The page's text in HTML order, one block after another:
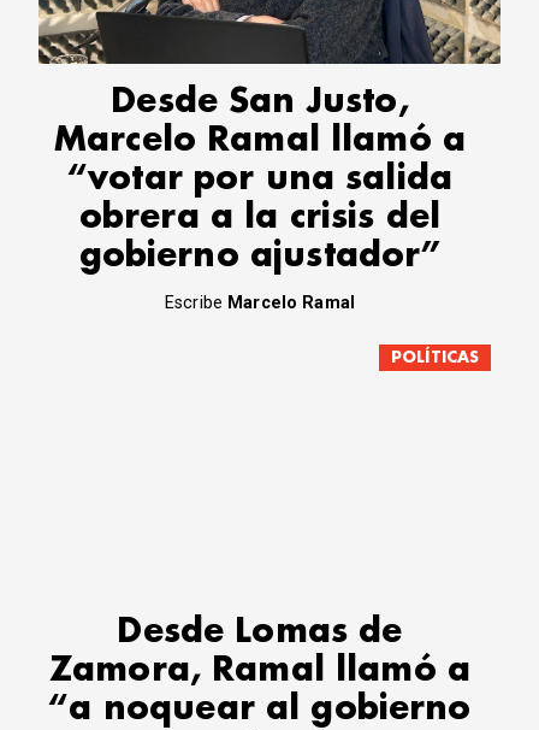
Desde San Justo,
Marcelo Ramal llamó a
“votar por una salida
obrera a la crisis del
gobierno ajustador”
Escribe Marcelo Ramal
POLÍTICAS
Desde Lomas de
Zamora, Ramal llamó a
“a noquear al gobierno